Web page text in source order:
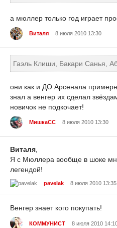
а мюллер только год играет
Виталя 8 июля 2010 13:30
Гаэль Клиши, Бакари Санья,
они как и ДО Арсенала
знал а венгер их сделал
новичок не подкочает!
МишкаСС 8 июля 2010 13:30
Виталя
Я с Мюллера вообще в шоке
легендой!
pavelak 8 июля 2010 13:35
Венгер знает кого покупать!
КОММУНИСТ 8 июля 2010